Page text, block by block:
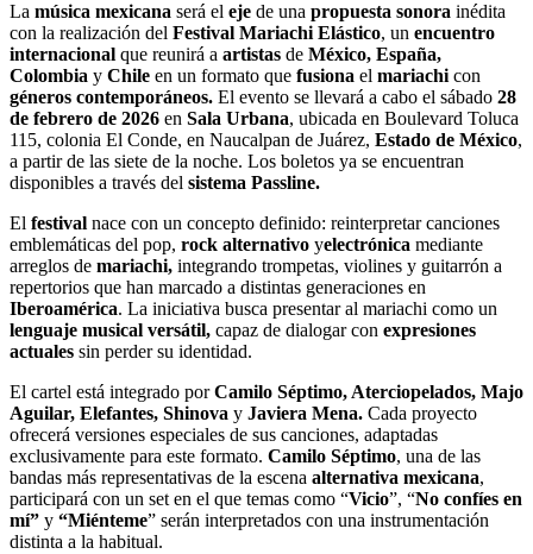
La música mexicana será el eje de una propuesta sonora inédita
con la realización del Festival Mariachi Elástico, un encuentro
internacional que reunirá a artistas de México, España,
Colombia y Chile en un formato que fusiona el mariachi con
géneros contemporáneos. El evento se llevará a cabo el sábado 28
de febrero de 2026 en Sala Urbana, ubicada en Boulevard Toluca
115, colonia El Conde, en Naucalpan de Juárez, Estado de México,
a partir de las siete de la noche. Los boletos ya se encuentran
disponibles a través del sistema Passline.
El festival nace con un concepto definido: reinterpretar canciones
emblemáticas del pop, rock alternativo yelectrónica mediante
arreglos de mariachi, integrando trompetas, violines y guitarrón a
repertorios que han marcado a distintas generaciones en
Iberoamérica. La iniciativa busca presentar al mariachi como un
lenguaje musical versátil, capaz de dialogar con expresiones
actuales sin perder su identidad.
El cartel está integrado porCamilo Séptimo, Aterciopelados, Majo
Aguilar, Elefantes, Shinova y Javiera Mena. Cada proyecto
ofrecerá versiones especiales de sus canciones, adaptadas
exclusivamente para este formato. Camilo Séptimo, una de las
bandas más representativas de la escena alternativa mexicana,
participará con un set en el que temas como “Vicio”, “No confíes en
mí” y “Miénteme” serán interpretados con una instrumentación
distinta a la habitual.